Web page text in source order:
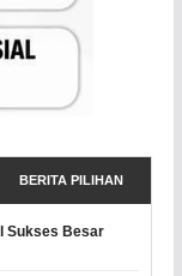
BERITA PILIHAN
Sukses Besar